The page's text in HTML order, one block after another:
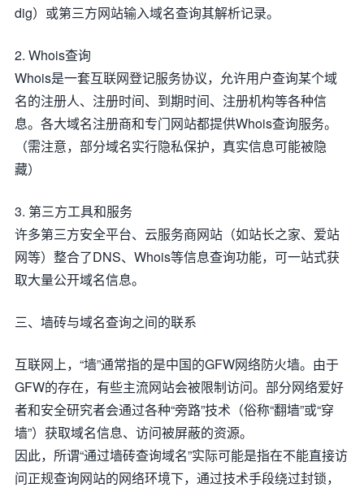
dig）或第三方网站输入域名查询其解析记录。
2. Whois查询
Whois是一套互联网登记服务协议，允许用户查询某个域
名的注册人、注册时间、到期时间、注册机构等各种信
息。各大域名注册商和专门网站都提供Whois查询服务。
（需注意，部分域名实行隐私保护，真实信息可能被隐
藏）
3. 第三方工具和服务
许多第三方安全平台、云服务商网站（如站长之家、爱站
网等）整合了DNS、Whois等信息查询功能，可一站式获
取大量公开域名信息。
三、墙砖与域名查询之间的联系
互联网上，“墙”通常指的是中国的GFW网络防火墙。由于
GFW的存在，有些主流网站会被限制访问。部分网络爱好
者和安全研究者会通过各种“旁路”技术（俗称“翻墙”或“穿
墙”）获取域名信息、访问被屏蔽的资源。
因此，所谓“通过墙砖查询域名”实际可能是指在不能直接访
问正规查询网站的网络环境下，通过技术手段绕过封锁，